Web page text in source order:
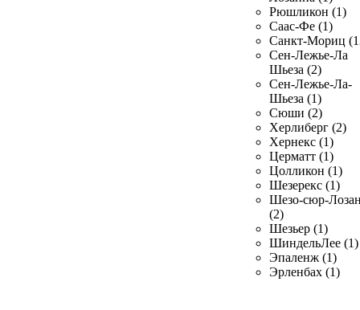
Рюшликон (1)
Саас-Фе (1)
Санкт-Мориц
Сен-Лежье-Ла
Шьеза (2)
Сен-Лежье-Ла-
Шьеза (1)
Сюши (2)
Херлиберг (2)
Хернекс (1)
Церматт (1)
Цолликон (1)
Шезерекс (1)
Шезо-сюр-
(2)
Шезьер (1)
ШиндельЛее (1)
Эпаленж (1)
Эрленбах (1)